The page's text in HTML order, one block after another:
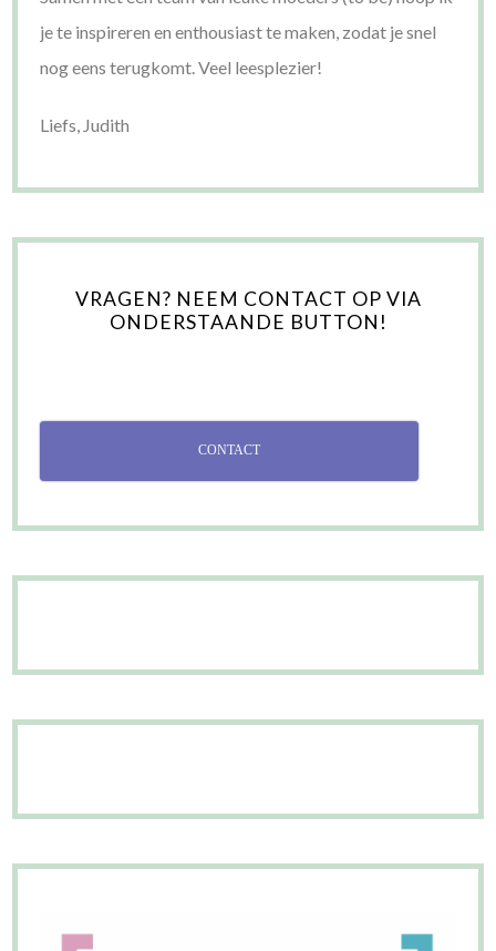
je te inspireren en enthousiast te maken, zodat je snel
nog eens terugkomt. Veel leesplezier!
Liefs, Judith
VRAGEN? NEEM CONTACT OP VIA
ONDERSTAANDE BUTTON!
CONTACT